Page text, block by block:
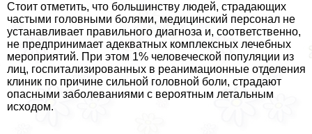
Стоит отметить, что большинству людей, страдающих
частыми головными болями, медицинский персонал не
устанавливает правильного диагноза и, соответственно,
не предпринимает адекватных комплексных лечебных
мероприятий. При этом 1% человеческой популяции из
лиц, госпитализированных в реанимационные отделения
клиник по причине сильной головной боли, страдают
опасными заболеваниями с вероятным летальным
исходом.